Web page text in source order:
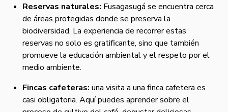
Reservas naturales: Fusagasugá se encuentra cerca
de áreas protegidas donde se preserva la
biodiversidad. La experiencia de recorrer estas
reservas no solo es gratificante, sino que también
promueve la educación ambiental y el respeto por el
medio ambiente.
Fincas cafeteras: una visita a una finca cafetera es
casi obligatoria. Aquí puedes aprender sobre el